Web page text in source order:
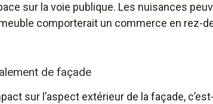
sur la voie publique. Les nuisances
comporterait un commerce en rez-
de façade
sur l’aspect extérieur de la façade,